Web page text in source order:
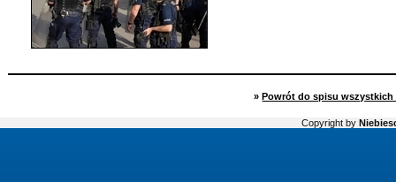
» Powrót do spisu wszystkich
Copyright by